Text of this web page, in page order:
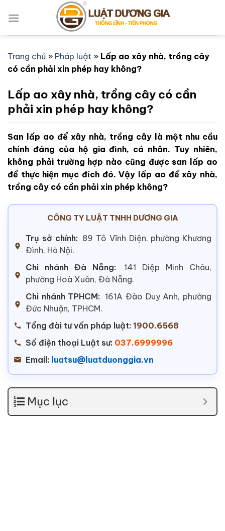
qua
Trang chủ » Pháp luật » Lấp ao xây nhà, trồng cây
có cần phải xin phép hay không?
Lấp ao xây nhà, trồng cây có cần
phải xin phép hay không?
San lấp ao để xây nhà, trồng cây là một nhu cầu
chính đáng của hộ gia đình, cá nhân. Tuy nhiên,
không phải trường hợp nào cũng được san lấp ao
để thực hiện mục đích đó. Vậy lấp ao để xây nhà,
trồng cây có cần phải xin phép không?
CÔNG TY LUẬT TNHH DƯƠNG GIA
Trụ sở chính: 89 Tô Vĩnh Diện, phường Khương
Đình, Hà Nội.
Chi nhánh Đà Nẵng:
141 Diệp Minh Châu,
phường Hoà Xuân, Đà Nẵng.
Chi nhánh TPHCM: 161A Đào Duy Anh, phường
Đức Nhuận, TPHCM.
Tổng đài tư vấn pháp luật: 1900.6568
Số điện thoại Luật sư: 037.6999996
Email: luatsu@luatduonggia.vn
Mục lục